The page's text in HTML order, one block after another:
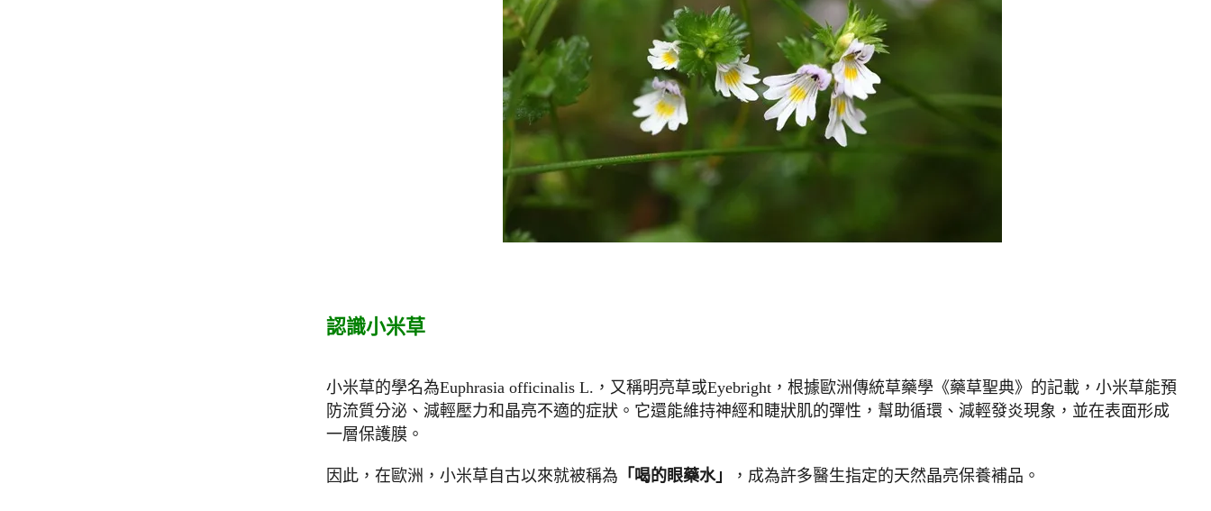
認識小米草
小米草的學名為Euphrasia officinalis L.，又稱明亮草或Eyebright，根據歐洲傳統草藥學《藥草聖典》的記載，小米草能預
防流質分泌、減輕壓力和晶亮不適的症狀。它還能維持神經和睫狀肌的彈性，幫助循環、減輕發炎現象，並在表面形成
一層保護膜。
因此，在歐洲，小米草自古以來就被稱為 「喝的眼藥水」 ，成為許多醫生指定的天然晶亮保養補品。